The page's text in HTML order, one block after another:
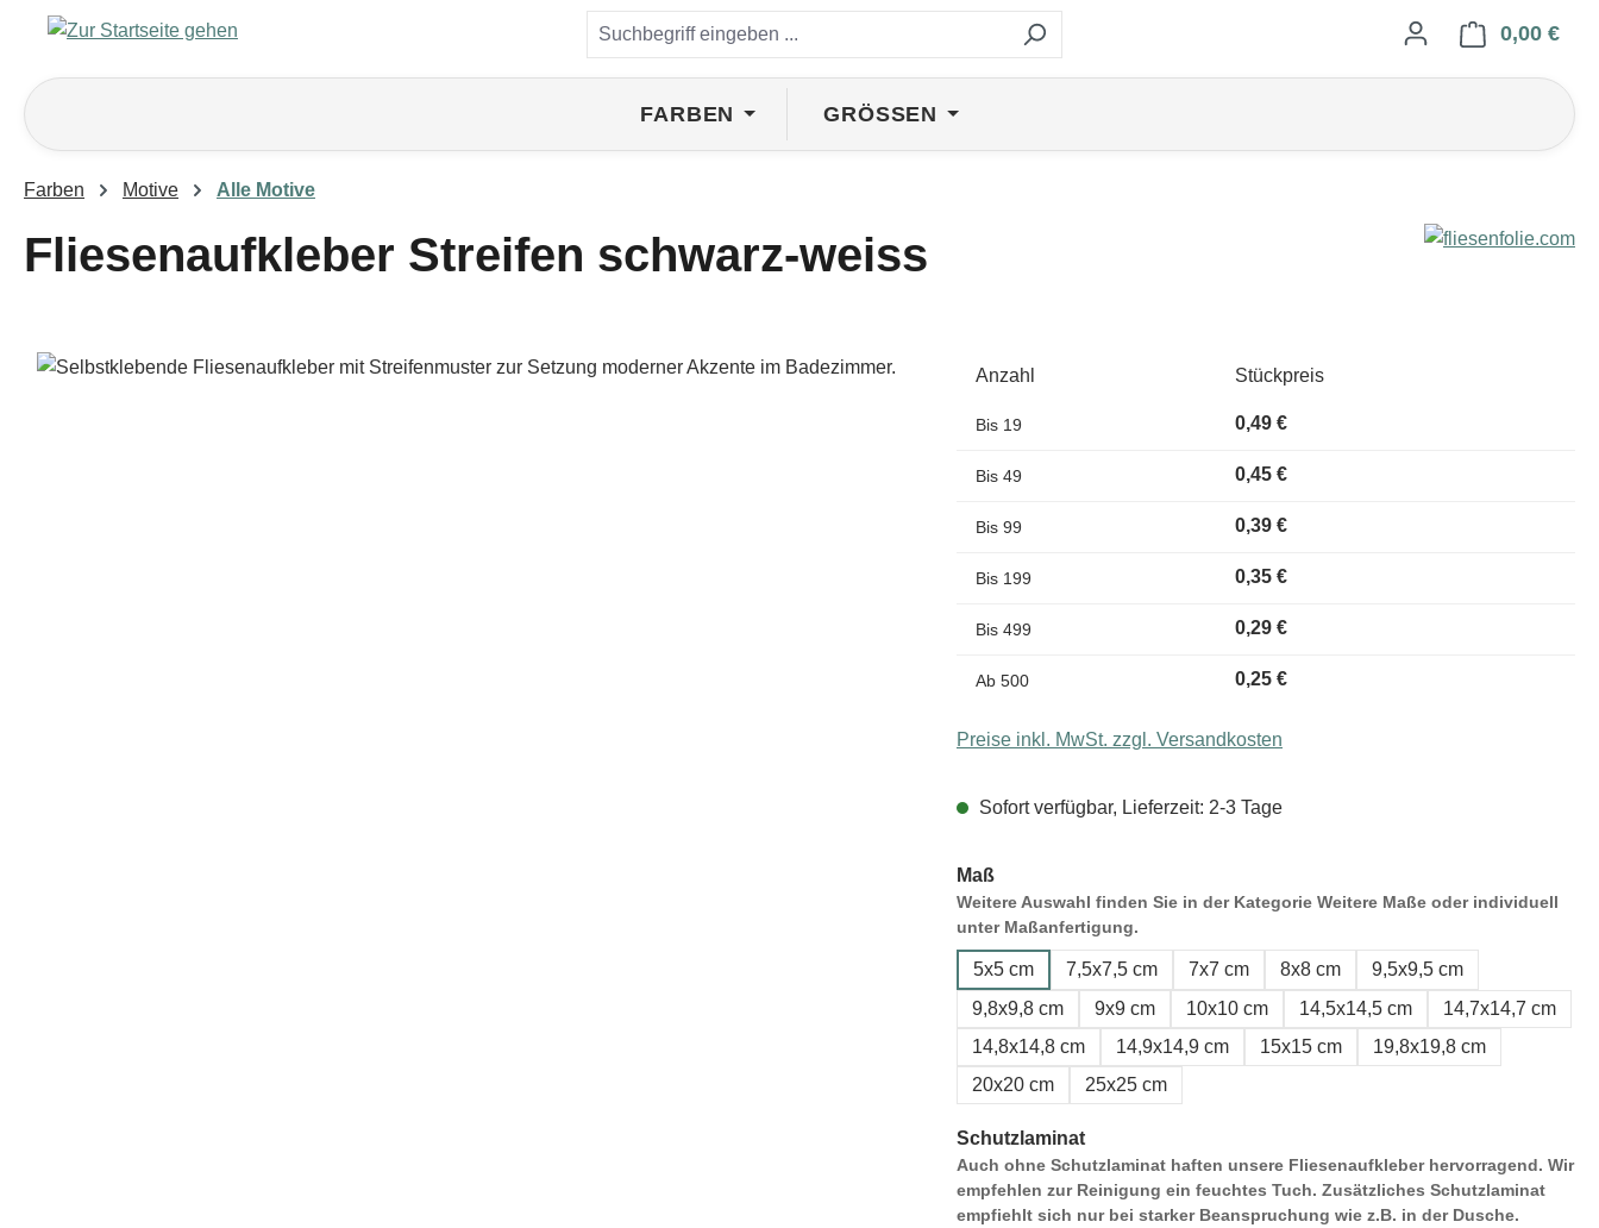
Hauptinhalt springen
Zur Suche springen
Zur Hauptnavigation springen 0,00 €
FARBEN GRÖSSEN
Farben Motive Alle Motive
Fliesenaufkleber Streifen schwarz-weiss
Bildergalerie überspringen Anzahl Stückpreis
Bis 19 0,49 €
Bis 49 0,45 €
Bis 99 0,39 €
Bis 199 0,35 €
Bis 499 0,29 €
Ab 500 0,25 €
Preise inkl. MwSt. zzgl. Versandkosten
Sofort verfügbar, Lieferzeit: 2-3 Tage
Maß
Weitere Auswahl finden Sie in der Kategorie Weitere Maße oder individuell
unter Maßanfertigung.
5x5 cm 7,5x7,5 cm 7x7 cm 8x8 cm
9,5x9,5 cm
9,8x9,8 cm
9x9 cm 10x10 cm 14,5x14,5 cm
14,7x14,7 cm
14,8x14,8 cm
14,9x14,9 cm 15x15 cm
19,8x19,8 cm
20x20 cm
25x25 cm
Schutzlaminat
Auch ohne Schutzlaminat haften unsere Fliesenaufkleber hervorragend. Wir
empfehlen zur Reinigung ein feuchtes Tuch. Zusätzliches Schutzlaminat
empfiehlt sich nur bei starker Beanspruchung wie z.B. in der Dusche.